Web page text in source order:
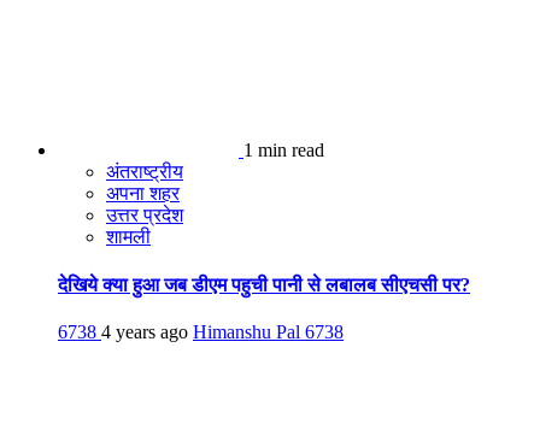
1 min read
अंतराष्ट्रीय
अपना शहर
उत्तर प्रदेश
शामली
देखिये क्या हुआ जब डीएम पहुची पानी से लबालब सीएचसी पर?
6738 4 years ago Himanshu Pal 6738